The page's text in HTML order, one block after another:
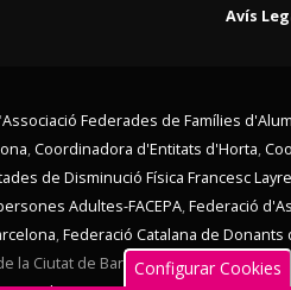
Avís
Associació Federades de Famílies
,Coordinadora d'Entitats d'Horta,
de Disminució Física Francesc
Adultes-FACEPA,Federació
,Federació Catalana de Donants
la Ciutat de Barcelona,Federació
Configurar Cookies